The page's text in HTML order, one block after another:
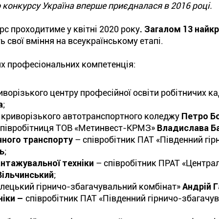
Україна вперше приєдналася в 2016 році.
проходитиме у квітні 2020 року. Загалом 13
свої вміння на всеукраїнському етапі.
професіональних компетенція:
центру професійної освіти робітничих
;
автотранспортного коледжу Петро
ТОВ «Метинвест-КРМЗ» Владислава
транспорту – співробітник ПАТ «Південний
;
техніки – співробітник ПРАТ
;
гірничо-збагачувальний комбінат»Андрій
– співробітник ПАТ «Південний гірничо-